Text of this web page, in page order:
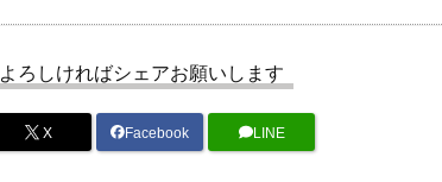
よろしければシェアお願いします
X Facebook LINE